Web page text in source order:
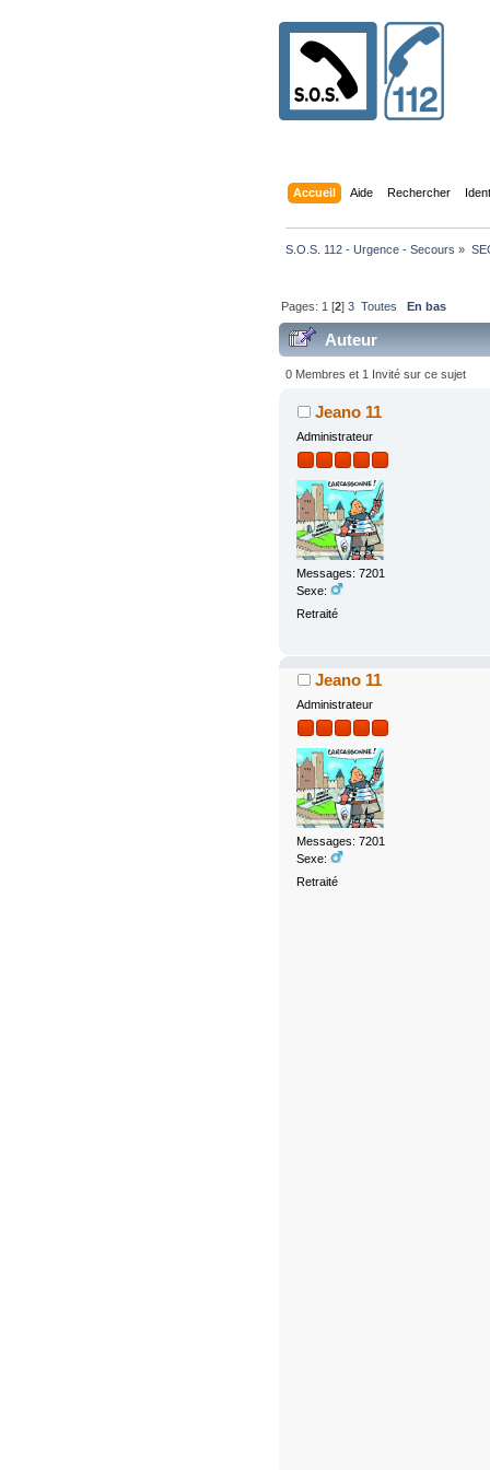
Accueil Aide Rechercher
S.O.S. 112 - Urgence - Secours »
Pages: 1 [2]3 Toutes En bas
Auteur
134541 fois)
0 Membres et 1 Invité sur ce sujet
Jeano 11
Administrateur
Messages: 7201
Sexe:
Retraité
Jeano 11
Administrateur
Messages: 7201
Sexe:
Retraité